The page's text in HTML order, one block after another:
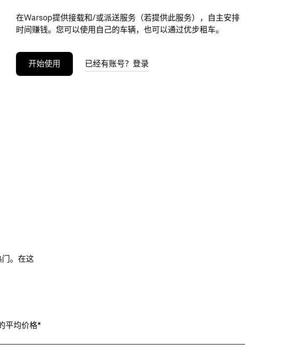
在Warsop提供接载和/或派送服务（若提供此服务），自主安排
时间赚钱。您可以使用自己的车辆，也可以通过优步租车。
开始使用 已经有账号？登录
。在这
平均价格*